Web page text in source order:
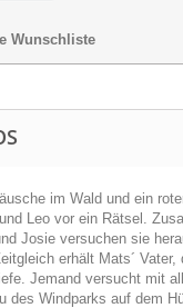
Wunschliste
im Wald und ein
Leo vor ein Rätsel.
Josie versuchen sie
erhält Mats´ Vater,
Jemand versucht mit
des Windparks auf dem